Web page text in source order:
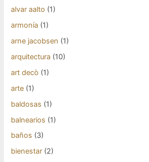
alvar aalto (1)
armonía (1)
arne jacobsen (1)
arquitectura (10)
art decò (1)
arte (1)
baldosas (1)
balnearios (1)
baños (3)
bienestar (2)